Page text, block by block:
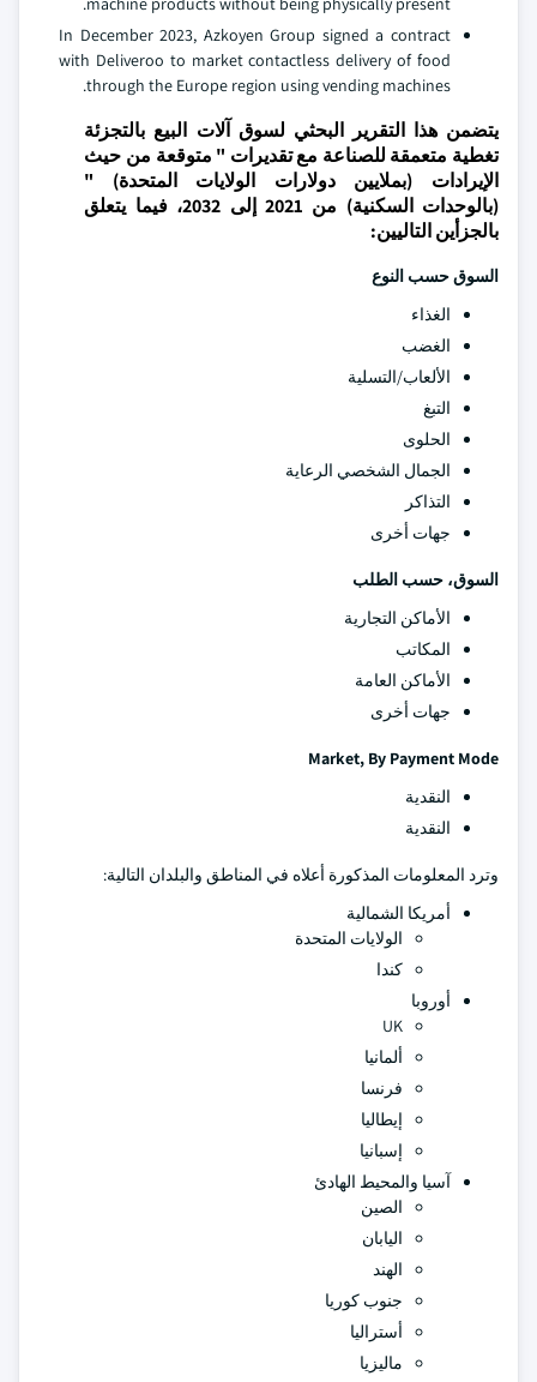
In December 2023, Azkoyen Group signed a contract
with Deliveroo to market contactless delivery of food
through the Europe region using vending machines.
يتضمن هذا التقرير البحثي لسوق آلات البيع بالتجزئة
تغطية متعمقة للصناعة مع تقديرات " متوقعة من حيث
الإيرادات (بملايين دولارات الولايات المتحدة) "
(بالوحدات السكنية) من 2021 إلى 2032، فيما يتعلق
بالجزأين التاليين:
السوق حسب النوع
الغذاء
الغضب
الألعاب/التسلية
التبغ
الحلوى
الجمال الشخصي الرعاية
التذاكر
جهات أخرى
السوق، حسب الطلب
الأماكن التجارية
المكاتب
الأماكن العامة
جهات أخرى
Market, By Payment Mode
النقدية
النقدية
وترد المعلومات المذكورة أعلاه في المناطق والبلدان التالية:
أمريكا الشمالية
الولايات المتحدة
كندا
أوروبا
UK
ألمانيا
فرنسا
إيطاليا
إسبانيا
آسيا والمحيط الهادئ
الصين
اليابان
الهند
جنوب كوريا
أستراليا
ماليزيا